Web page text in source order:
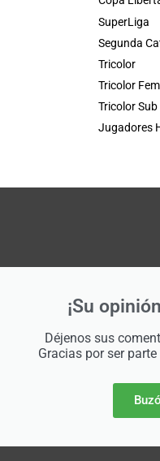
SuperLiga
Segunda
Tricolor
Tricolor
Tricolor Sub
Jugadores
¡Su
Déjenos sus
Gracias por ser